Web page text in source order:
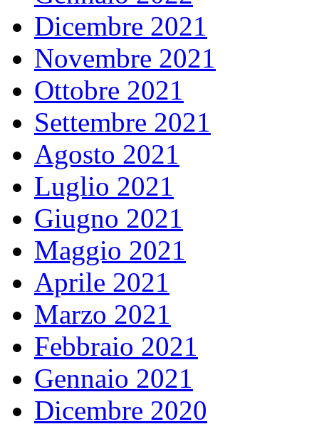
Dicembre 2021
Novembre 2021
Ottobre 2021
Settembre 2021
Agosto 2021
Luglio 2021
Giugno 2021
Maggio 2021
Aprile 2021
Marzo 2021
Febbraio 2021
Gennaio 2021
Dicembre 2020